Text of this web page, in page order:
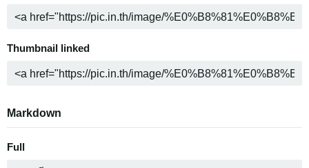
Thumbnail linked
Markdown
Full